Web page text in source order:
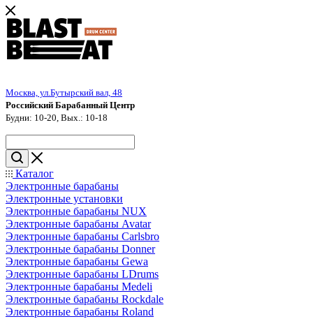
Москва, ул.Бутырский вал, 48
Российский Барабанный Центр
Будни: 10-20, Вых.: 10-18
Каталог
Электронные барабаны
Электронные установки
Электронные барабаны NUX
Электронные барабаны Avatar
Электронные барабаны Carlsbro
Электронные барабаны Donner
Электронные барабаны Gewa
Электронные барабаны LDrums
Электронные барабаны Medeli
Электронные барабаны Rockdale
Электронные барабаны Roland